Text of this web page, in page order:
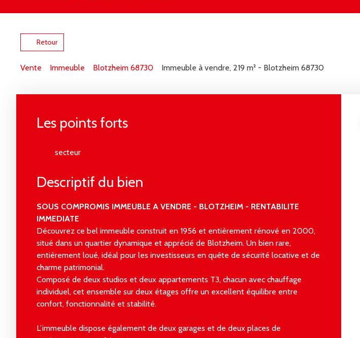
Retour
Vente Immeuble Blotzheim 68730 Immeuble à vendre, 219 m² - Blotzheim 68730
Les points forts
secteur
Descriptif du bien
SOUS COMPROMIS IMMEUBLE A VENDRE - BLOTZHEIM - RENTABILITE
IMMEDIATE
Découvrez ce bel immeuble construit en 1956 et entièrement rénové en 2000,
situé dans un quartier dynamique et apprécié de Blotzheim. Un bien rare,
entièrement loué, idéal pour les investisseurs en quête de sécurité locative et de
charme patrimonial.
Composé de deux studios et deux appartements T3, chacun avec chauffage
individuel, cet ensemble sur deux étages offre un excellent équilibre entre
confort, fonctionnalité et stabilité.
L’immeuble dispose également de deux garages et de deux places de